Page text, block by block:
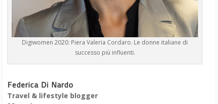
Digiwomen 2020: Piera Valeria Cordaro. Le donne italiane di
successo più influenti.
Federica Di Nardo
Travel & lifestyle blogger